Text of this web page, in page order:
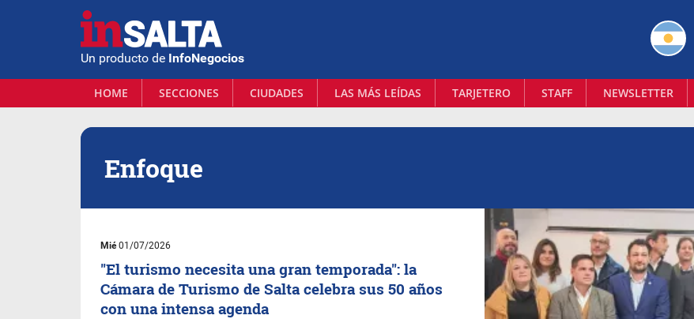
Un producto de InfoNegocios
HOME SECCIONES CIUDADES LAS MÁS LEÍDAS TARJETERO STAFF NEWSLETTER
Enfoque
Mié01/07/2026
"El turismo necesita una gran temporada": la
Cámara de Turismo de Salta celebra sus 50 años
con una intensa agenda